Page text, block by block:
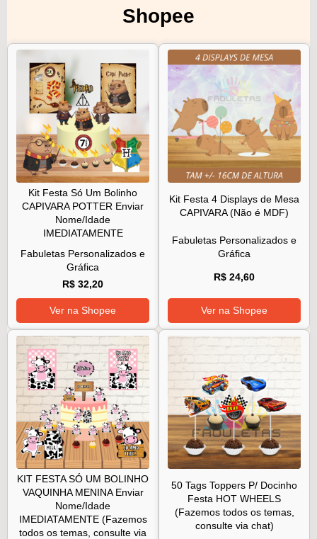
Shopee
Kit Festa Só Um Bolinho
CAPIVARA POTTER Enviar
Nome/Idade
IMEDIATAMENTE
Fabuletas Personalizados e
Gráfica
R$ 32,20
Ver na Shopee
Kit Festa 4 Displays de Mesa
CAPIVARA (Não é MDF)
Fabuletas Personalizados e
Gráfica
R$ 24,60
Ver na Shopee
KIT FESTA SÓ UM BOLINHO
VAQUINHA MENINA Enviar
Nome/Idade
IMEDIATAMENTE (Fazemos
todos os temas, consulte via
50 Tags Toppers P/ Docinho
Festa HOT WHEELS
(Fazemos todos os temas,
consulte via chat)